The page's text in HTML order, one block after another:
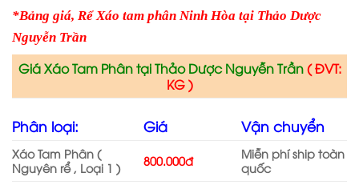
*Bảng giá, Rể Xáo tam phân Ninh Hòa tại Thảo Dược
Nguyễn Trần
Giá Xáo Tam Phân tại Thảo Dược Nguyễn Trần( ĐVT:
KG )
Phân loại: Giá Vận chuyển
Xáo Tam Phân (
Nguyên rể , Loại 1 )
800.000đ
Miễn phí ship toàn
quốc